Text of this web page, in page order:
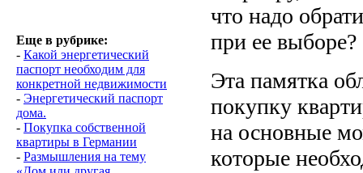
Еще в рубрике:
- Какой энергетический
паспорт необходим для
конкретной недвижимости
- Энергетический паспорт
дома.
- Покупка собственной
квартиры в Германии
- Размышления на тему
что надо
при ее выборе?
Эта памятка
покупку
на основные
которые